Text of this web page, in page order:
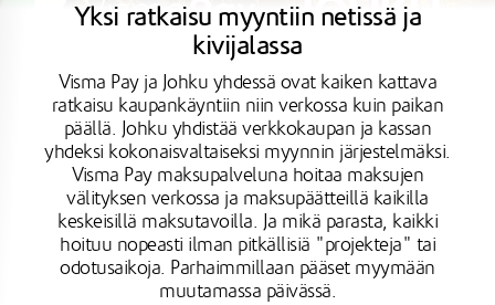
Yksi ratkaisu myyntiin netissä ja
kivijalassa
Visma Pay ja Johku yhdessä ovat kaiken kattava
ratkaisu kaupankäyntiin niin verkossa kuin paikan
päällä. Johku yhdistää verkkokaupan ja kassan
yhdeksi kokonaisvaltaiseksi myynnin järjestelmäksi.
Visma Pay maksupalveluna hoitaa maksujen
välityksen verkossa ja maksupäätteillä kaikilla
keskeisillä maksutavoilla. Ja mikä parasta, kaikki
hoituu nopeasti ilman pitkällisiä "projekteja" tai
odotusaikoja. Parhaimmillaan pääset myymään
muutamassa päivässä.